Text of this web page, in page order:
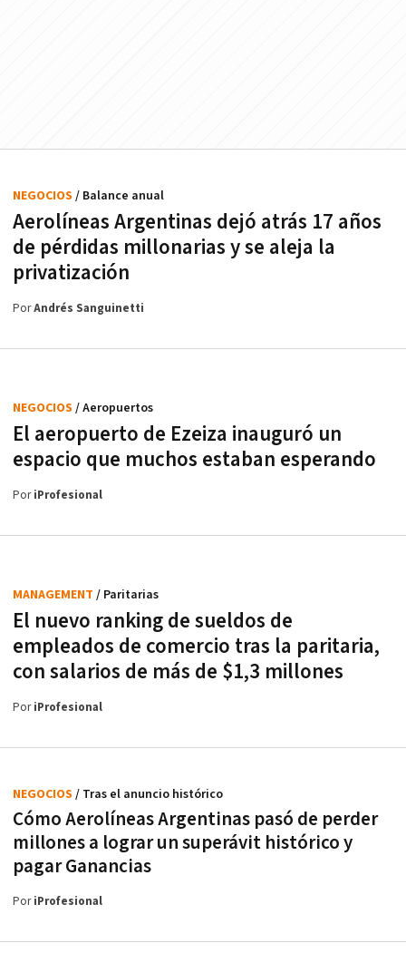
Aerolíneas Argentinas dejó atrás 17 años
de pérdidas millonarias y se aleja la
privatización
NEGOCIOS / Balance anual
PorAndrés Sanguinetti
El aeropuerto de Ezeiza inauguró un
espacio que muchos estaban esperando
NEGOCIOS / Aeropuertos
PoriProfesional
El nuevo ranking de sueldos de
empleados de comercio tras la paritaria,
con salarios de más de $1,3 millones
MANAGEMENT / Paritarias
PoriProfesional
Cómo Aerolíneas Argentinas pasó de perder
millones a lograr un superávit histórico y
pagar Ganancias
NEGOCIOS / Tras el anuncio histórico
PoriProfesional